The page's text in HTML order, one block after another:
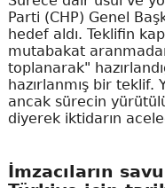
Parti (CHP) Genel
hedef aldı. Teklifin
mutabakat
toplanarak"
hazırlanmış bir teklif.
ancak sürecin
diyerek iktidarın
İmzacıların